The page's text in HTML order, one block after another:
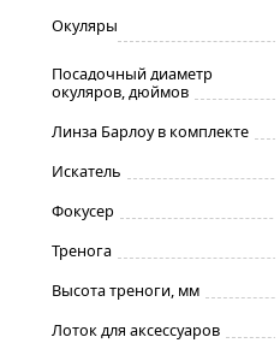
Окуляры
Посадочный диаметр
окуляров, дюймов
Линза Барлоу в комплекте
Искатель
Фокусер
Тренога
Высота треноги, мм
Лоток для аксессуаров